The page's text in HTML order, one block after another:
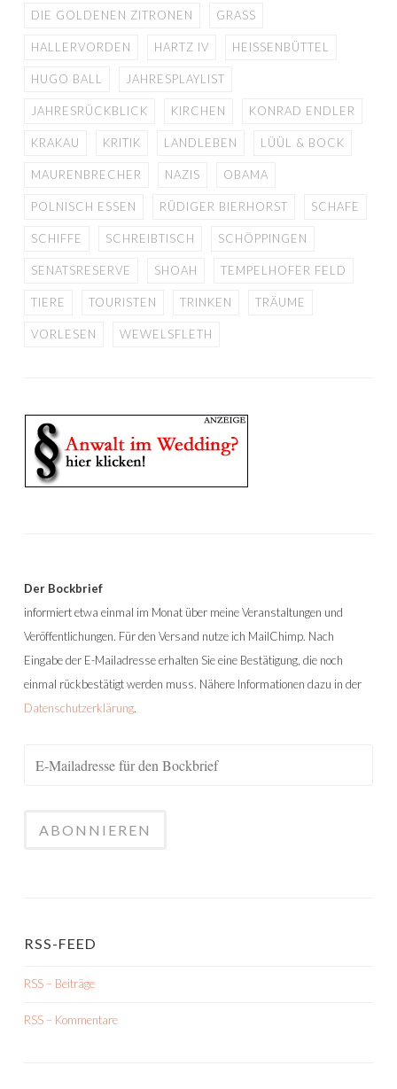
DIE GOLDENEN ZITRONEN GRASS
HALLERVORDEN HARTZ IV HEISSENBÜTTEL
HUGO BALL JAHRESPLAYLIST
JAHRESRÜCKBLICK KIRCHEN KONRAD ENDLER
KRAKAU KRITIK LANDLEBEN LÜÜL & BOCK
MAURENBRECHER NAZIS OBAMA
POLNISCH ESSEN RÜDIGER BIERHORST SCHAFE
SCHIFFE SCHREIBTISCH SCHÖPPINGEN
SENATSRESERVE SHOAH TEMPELHOFER FELD
TIERE TOURISTEN TRINKEN TRÄUME
VORLESEN WEWELSFLETH
Der Bockbrief
informiert etwa einmal im Monat über meine Veranstaltungen und
Veröffentlichungen. Für den Versand nutze ich MailChimp. Nach
Eingabe der E-Mailadresse erhalten Sie eine Bestätigung, die noch
einmal rückbestätigt werden muss. Nähere Informationen dazu in der
Datenschutzerklärung.
RSS-FEED
RSS – Beiträge
RSS – Kommentare